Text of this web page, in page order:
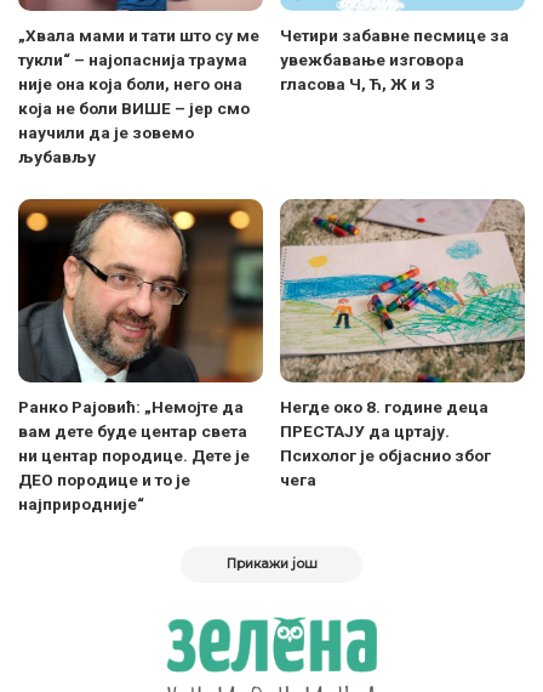
„Хвала мами и тати што су ме
тукли“ – најопаснија траума
није она која боли, него она
која не боли ВИШЕ – јер смо
научили да је зовемо
љубављу
Четири забавне песмице за
увежбавање изговора
гласова Ч, Ћ, Ж и З
Ранко Рајовић: „Немојте да
вам дете буде центар света
ни центар породице. Дете је
ДЕО породице и то је
најприродније“
Негде око 8. године деца
ПРЕСТАЈУ да цртају.
Психолог је објаснио због
чега
Прикажи још